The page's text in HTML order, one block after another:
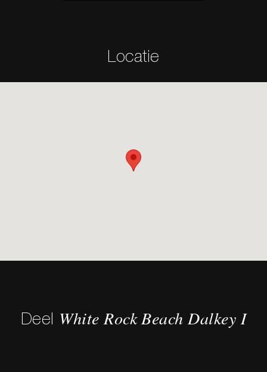
Locatie
Deel White Rock Beach Dalkey I